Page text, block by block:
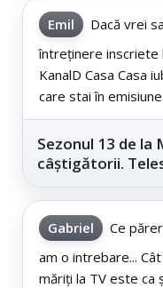
Emil
Dacă vrei
întreținere inscriete
KanalD Casa Casa
care stai în
Sezonul 13 de la
câștigătorii.
Gabriel
Ce
am o intrebare...
măriți la TV este ca